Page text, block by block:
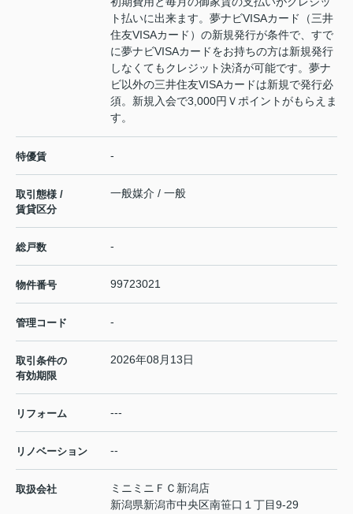
ト払いに出来ます。夢ナビVISAカード（三井
住友VISAカード）の新規発行が条件で、すで
に夢ナビVISAカードをお持ちの方は新規発行
しなくてもクレジット決済が可能です。夢ナ
ビ以外の三井住友VISAカードは新規で発行必
須。新規入会で3,000円Ｖポイントがもらえま
す。
特優賃 -
取引態様 /
賃貸区分
一般媒介 / 一般
総戸数 -
物件番号 99723021
管理コード -
取引条件の
有効期限
2026年08月13日
リフォーム ---
リノベーション --
取扱会社
ミニミニＦＣ新潟店
新潟県新潟市中央区南笹口１丁目9-29